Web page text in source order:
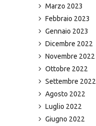
Marzo 2023
Febbraio 2023
Gennaio 2023
Dicembre 2022
Novembre 2022
Ottobre 2022
Settembre 2022
Agosto 2022
Luglio 2022
Giugno 2022